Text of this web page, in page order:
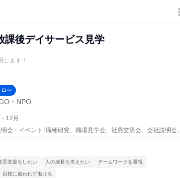
課後デイサービス見学
ます！
ロー
・NPO
12月
会・イベント [職種研究、職場見学会、社員交流会、会社説明会、
育支援をしたい 人の成長を支えたい チームワークを重視
目標に追われず働ける